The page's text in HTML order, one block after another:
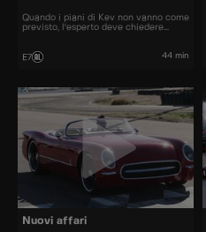
Quando i piani di Kev non vanno come
previsto, l'esperto deve chiedere
E7 44 min
Nuovi affari